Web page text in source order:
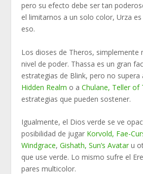
pero su efecto debe ser tan
el limitarnos a un solo color, Urza
eso.
Los dioses de Theros, simplemente
nivel de poder. Thassa es un gran
estrategias de Blink, pero no supera
Hidden Realm o aChulane, Teller of
estrategias que pueden sostener.
Igualmente, el Dios verde se ve
posibilidad de jugar Korvold, Fae-
Windgrace,Gishath, Sun’s Avatar u
que use verde. Lo mismo sufre el
pares multicolor.